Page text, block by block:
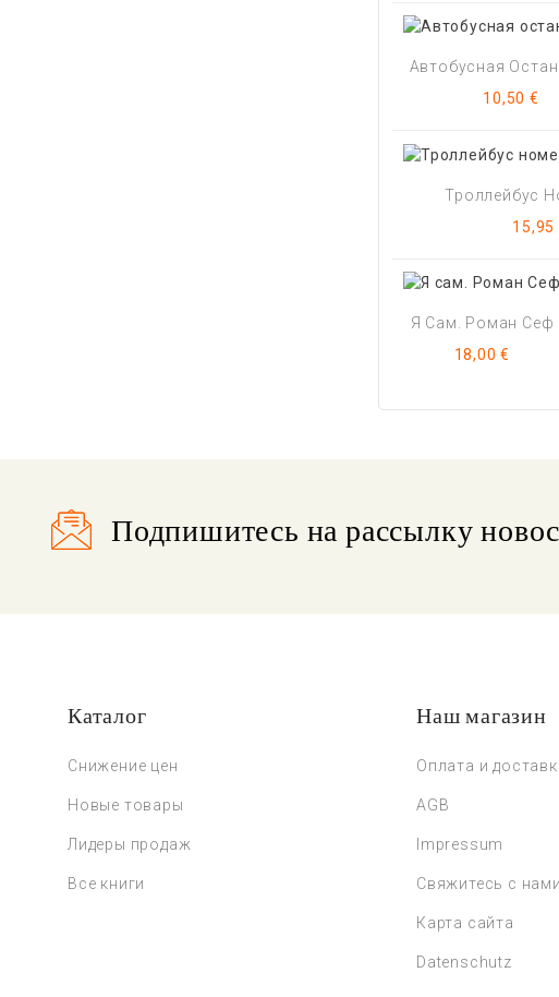
Автобусная
Цена
10,50 €
Троллейбус
Цена
15,95
Я Сам. Роман Сеф
Цена
18,00 €
Подпишитесь на рассылку
Каталог
Снижение цен
Новые товары
Лидеры продаж
Все книги
Наш магазин
Оплата и
AGB
Impressum
Свяжитесь с нами
Карта сайта
Datenschutz